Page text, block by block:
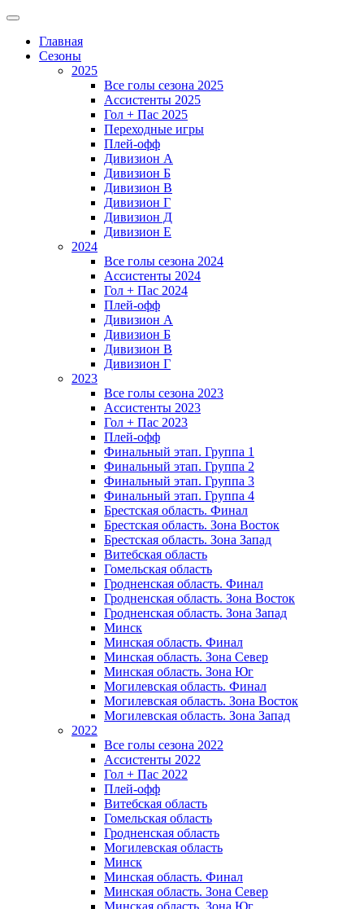
Главная
Сезоны
2025
Все голы сезона 2025
Ассистенты 2025
Гол + Пас 2025
Переходные игры
Плей-офф
Дивизион A
Дивизион Б
Дивизион В
Дивизион Г
Дивизион Д
Дивизион Е
2024
Все голы сезона 2024
Ассистенты 2024
Гол + Пас 2024
Плей-офф
Дивизион A
Дивизион Б
Дивизион В
Дивизион Г
2023
Все голы сезона 2023
Ассистенты 2023
Гол + Пас 2023
Плей-офф
Финальный этап. Группа 1
Финальный этап. Группа 2
Финальный этап. Группа 3
Финальный этап. Группа 4
Брестская область. Финал
Брестская область. Зона Восток
Брестская область. Зона Запад
Витебская область
Гомельская область
Гродненская область. Финал
Гродненская область. Зона Восток
Гродненская область. Зона Запад
Минск
Минская область. Финал
Минская область. Зона Север
Минская область. Зона Юг
Могилевская область. Финал
Могилевская область. Зона Восток
Могилевская область. Зона Запад
2022
Все голы сезона 2022
Ассистенты 2022
Гол + Пас 2022
Плей-офф
Витебская область
Гомельская область
Гродненская область
Могилевская область
Минск
Mинская область. Финал
Минская область. Зона Север
Минская область. Зона Юг